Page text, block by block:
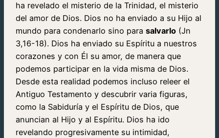
ha revelado el misterio de la Trinidad, el misterio
del amor de Dios. Dios no ha enviado a su Hijo al
mundo para condenarlo sino para salvarlo (Jn
3,16-18). Dios ha enviado su Espíritu a nuestros
corazones y con Él su amor, de manera que
podemos participar en la vida misma de Dios.
Desde esta realidad podemos incluso releer el
Antiguo Testamento y descubrir varia figuras,
como la Sabiduría y el Espíritu de Dios, que
anuncian al Hijo y al Espíritu. Dios ha ido
revelando progresivamente su intimidad,